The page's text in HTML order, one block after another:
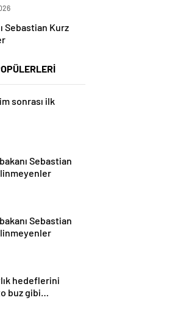
Sebastian Kurz
sonrası ilk
Sebastian
Sebastian
hedeflerini
buz gibi…